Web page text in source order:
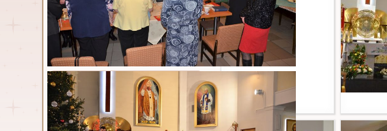
Kancelaria
Historia
Parafia w statystyce
Nasz kościół
Dokumenty
Standardy ochrony małoletnich
Zespół ds. prewencji